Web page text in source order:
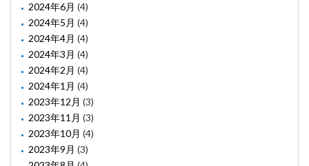
2024年6月 (4)
2024年5月 (4)
2024年4月 (4)
2024年3月 (4)
2024年2月 (4)
2024年1月 (4)
2023年12月 (3)
2023年11月 (3)
2023年10月 (4)
2023年9月 (3)